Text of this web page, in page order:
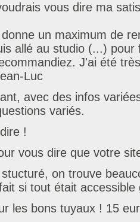
vous dire ma
un maximum de
allé au studio (...) pour
J'ai été
Luc
avec des infos
variés.
!
vous dire que votre
on trouve
si tout était accessible
les bons tuyaux ! 15